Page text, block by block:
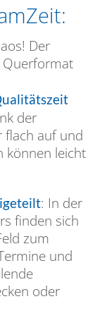
Der
Querformat
der
flach auf und
können leicht
: In der
finden sich
zum
und
oder